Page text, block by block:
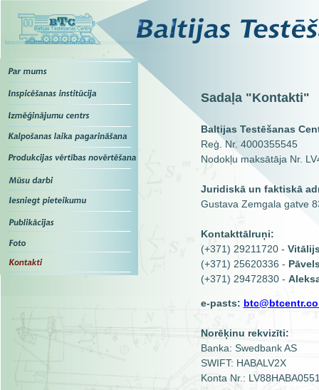
Sadaļa "Kontakti"
Baltijas Testēšanas
Reģ. Nr. 4000355545
Nodokļu maksātāja Nr.
Juridiskā un faktiskā
Gustava Zemgala gatve
Kontakttālruņi:
(+371) 29211720 -
(+371) 25620336 -
(+371) 29472830 -
e-pasts:
Norēķinu rekvizīti:
Banka: Swedbank AS
SWIFT: HABALV2X
Konta Nr.: